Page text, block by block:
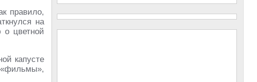
правило,
на
о цветной
капусте
«фильмы»,